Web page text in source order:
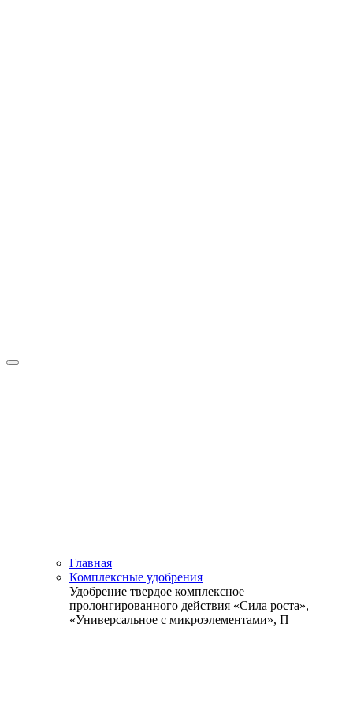
Главная
Комплексные удобрения
Удобрение твердое комплексное
пролонгированного действия «Сила роста»,
«Универсальное с микроэлементами», П